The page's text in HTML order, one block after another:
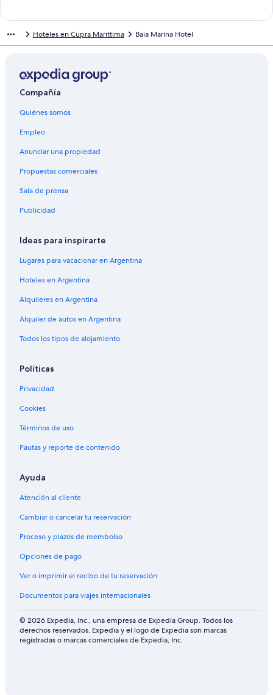
e
p
r
a
a
r
r
l
a
p
g
n
d
e
I
a
a
c
h
i
o
n
r
H
o
l
R
s
o
t
e
a
r
a
b
i
r
a
á
i
d
e
o
e
D
i
n
Hoteles en Cupra Marittima Baia Marina Hotel
Compañía
Quiénes somos
Empleo
Anunciar una propiedad
Propuestas comerciales
Sala de prensa
Publicidad
Ideas para inspirarte
Lugares para vacacionar en Argentina
Hoteles en Argentina
Alquileres en Argentina
Alquiler de autos en Argentina
Todos los tipos de alojamiento
Políticas
Privacidad
Cookies
Términos de uso
Pautas y reporte de contenido
Ayuda
Atención al cliente
Cambiar o cancelar tu reservación
Proceso y plazos de reembolso
Opciones de pago
Ver o imprimir el recibo de tu reservación
Documentos para viajes internacionales
© 2026 Expedia, Inc., una empresa de Expedia Group. Todos los
derechos reservados. Expedia y el logo de Expedia son marcas
registradas o marcas comerciales de Expedia, Inc.